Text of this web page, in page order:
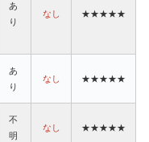
あ
り
なし ★★★★★
あ
り
なし ★★★★★
不
明
なし ★★★★★